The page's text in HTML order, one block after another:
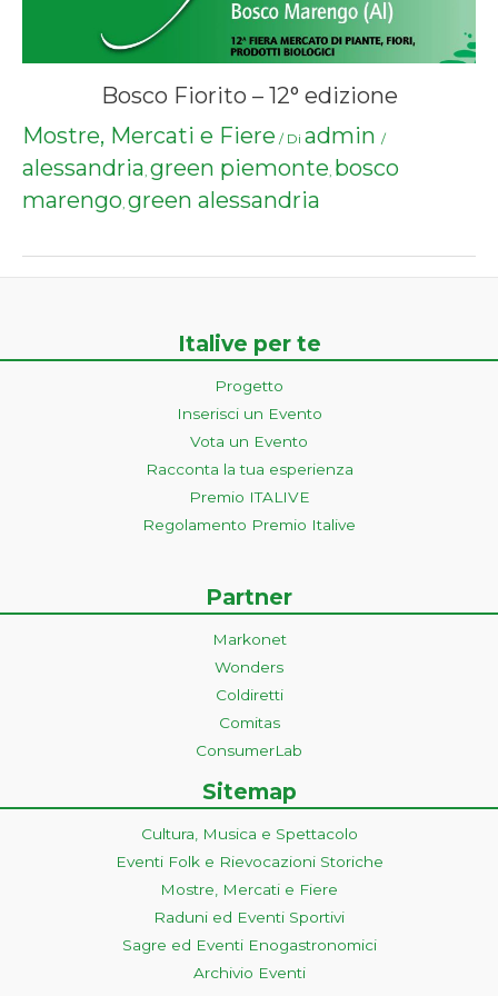
Bosco Fiorito – 12° edizione
Mostre, Mercati e Fiere / Di admin /
alessandria, green piemonte, bosco
marengo, green alessandria
Italive per te
Progetto
Inserisci un Evento
Vota un Evento
Racconta la tua esperienza
Premio ITALIVE
Regolamento Premio Italive
Partner
Markonet
Wonders
Coldiretti
Comitas
ConsumerLab
Sitemap
Cultura, Musica e Spettacolo
Eventi Folk e Rievocazioni Storiche
Mostre, Mercati e Fiere
Raduni ed Eventi Sportivi
Sagre ed Eventi Enogastronomici
Archivio Eventi